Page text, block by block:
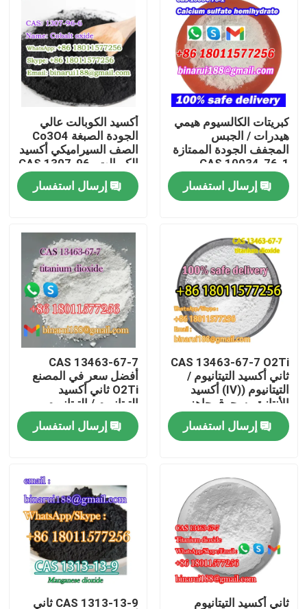
المنتجات
فيديوهات
معلومات عنا
جولة في المعمل
رقابة جودة
المواد الخام الكيميائية اليومية
المواد الكيميائية غير العضوية المواد الخام
الوسطيات الكيميائية الدقيقة
كبريتات الكالسيوم هيمي
هيدرات / الجبس
المجفف الجودة الممتازة
CAS 10034-76-1
إرسال استفسار
أكسيد الكوبالت عالي
الجودة الصبغة Co3O4
الصف السيراميكي أكسيد
الكوبالت CAS 1307-96-
6
إرسال استفسار
CAS 13463-67-7 O2Ti
ثاني أكسيد التيتانيوم /
التيتانيوم ((IV) أكسيد
الأنتازة مسحوق جاهز
إرسال استفسار
CAS 13463-67-7
أفضل سعر في المصنع
O2Ti ثاني أكسيد
التيتانيوم / التيتانيوم
((IV)) أكسيد الصبغات
غير العضويةإرسال استفسار
ثاني أكسيد التيتانيوم CAS 1313-13-9 ثاني